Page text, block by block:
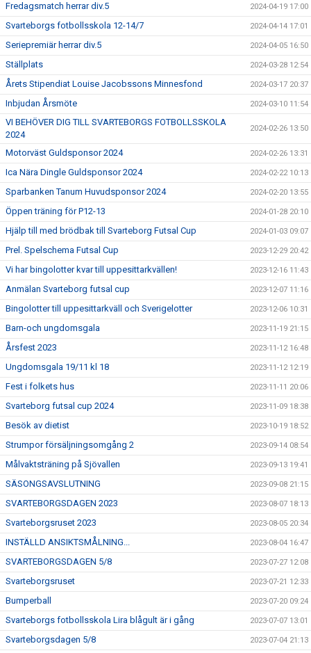
Fredagsmatch herrar div.5 2024-04-19 17:00
Svarteborgs fotbollsskola 12-14/7 2024-04-14 17:01
Seriepremiär herrar div.5 2024-04-05 16:50
Ställplats 2024-03-28 12:54
Årets Stipendiat Louise Jacobssons Minnesfond 2024-03-17 20:37
Inbjudan Årsmöte 2024-03-10 11:54
VI BEHÖVER DIG TILL SVARTEBORGS FOTBOLLSSKOLA
2024
2024-02-26 13:50
Motorväst Guldsponsor 2024 2024-02-26 13:31
Ica Nära Dingle Guldsponsor 2024 2024-02-22 10:13
Sparbanken Tanum Huvudsponsor 2024 2024-02-20 13:55
Öppen träning för P12-13 2024-01-28 20:10
Hjälp till med brödbak till Svarteborg Futsal Cup 2024-01-03 09:07
Prel. Spelschema Futsal Cup 2023-12-29 20:42
Vi har bingolotter kvar till uppesittarkvällen! 2023-12-16 11:43
Anmälan Svarteborg futsal cup 2023-12-07 11:16
Bingolotter till uppesittarkväll och Sverigelotter 2023-12-06 10:31
Barn-och ungdomsgala 2023-11-19 21:15
Årsfest 2023 2023-11-12 16:48
Ungdomsgala 19/11 kl 18 2023-11-12 12:19
Fest i folkets hus 2023-11-11 20:06
Svarteborg futsal cup 2024 2023-11-09 18:38
Besök av dietist 2023-10-19 18:52
Strumpor försäljningsomgång 2 2023-09-14 08:54
Målvaktsträning på Sjövallen 2023-09-13 19:41
SÄSONGSAVSLUTNING 2023-09-08 21:15
SVARTEBORGSDAGEN 2023 2023-08-07 18:13
Svarteborgsruset 2023 2023-08-05 20:34
INSTÄLLD ANSIKTSMÅLNING... 2023-08-04 16:47
SVARTEBORGSDAGEN 5/8 2023-07-27 12:08
Svarteborgsruset 2023-07-21 12:33
Bumperball 2023-07-20 09:24
Svarteborgs fotbollsskola Lira blågult är i gång 2023-07-07 13:01
Svarteborgsdagen 5/8 2023-07-04 21:13